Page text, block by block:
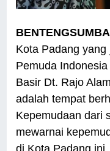
Kota Padang
Pemuda
Basir Dt. Rajo
adalah tempat
Kepemudaan dari
mewarnai
di Kota Padang ini.